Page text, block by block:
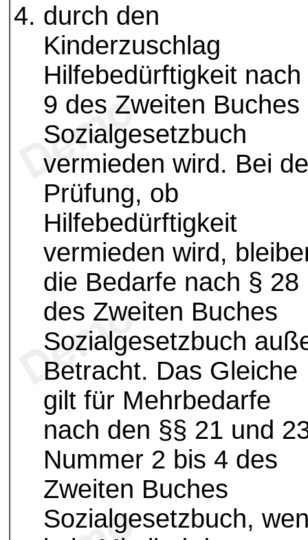
durch den
Kinderzuschlag
Hilfebedürftigkeit nach
9 des Zweiten Buches
Sozialgesetzbuch
vermieden wird. Bei
Prüfung, ob
Hilfebedürftigkeit
vermieden wird,
die Bedarfe nach § 28
des Zweiten Buches
Sozialgesetzbuch
Betracht. Das Gleiche
gilt für Mehrbedarfe
nach den §§ 21 und
Nummer 2 bis 4 des
Zweiten Buches
Sozialgesetzbuch,